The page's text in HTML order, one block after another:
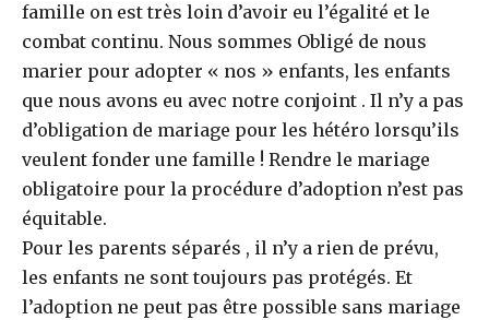
famille on est très loin d’avoir eu l’égalité et le
combat continu. Nous sommes Obligé de nous
marier pour adopter « nos » enfants, les enfants
que nous avons eu avec notre conjoint . Il n’y a pas
d’obligation de mariage pour les hétéro lorsqu’ils
veulent fonder une famille ! Rendre le mariage
obligatoire pour la procédure d’adoption n’est pas
équitable.
Pour les parents séparés , il n’y a rien de prévu,
les enfants ne sont toujours pas protégés. Et
l’adoption ne peut pas être possible sans mariage